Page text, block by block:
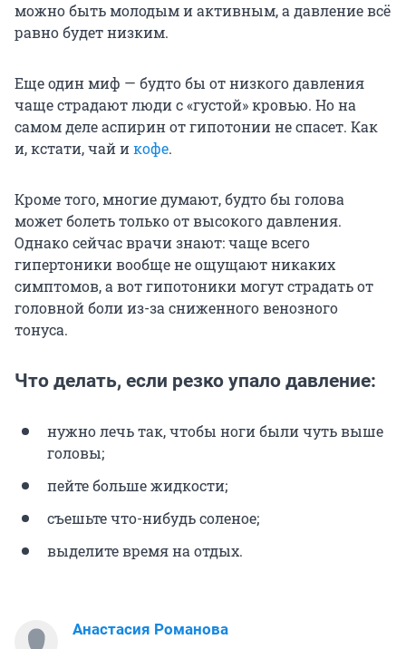
можно быть молодым и активным, а давление всё
равно будет низким.
Еще один миф — будто бы от низкого давления
чаще страдают люди с «густой» кровью. Но на
самом деле аспирин от гипотонии не спасет. Как
и, кстати, чай икофе.
Кроме того, многие думают, будто бы голова
может болеть только от высокого давления.
Однако сейчас врачи знают: чаще всего
гипертоники вообще не ощущают никаких
симптомов, а вот гипотоники могут страдать от
головной боли из-за сниженного венозного
тонуса.
Что делать, если резко упало давление:
нужно лечь так, чтобы ноги были чуть выше
головы;
пейте больше жидкости;
съешьте что-нибудь соленое;
выделите время на отдых.
Анастасия Романова